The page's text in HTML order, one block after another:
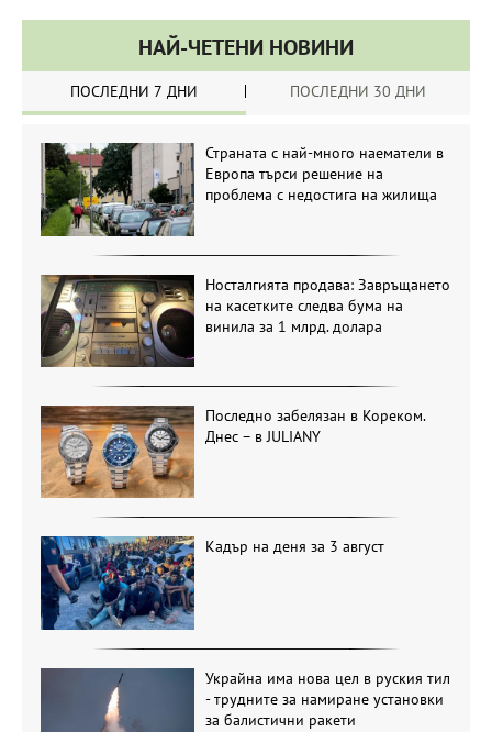
НАЙ-ЧЕТЕНИ НОВИНИ
ПОСЛЕДНИ 7 ДНИ ПОСЛЕДНИ 30 ДНИ
Страната с най-много наематели в
Европа търси решение на
проблема с недостига на жилища
Носталгията продава: Завръщането
на касетките следва бума на
винила за 1 млрд. долара
Последно забелязан в Кореком.
Днес – в JULIANY
Кадър на деня за 3 август
Украйна има нова цел в руския тил
- трудните за намиране установки
за балистични ракети